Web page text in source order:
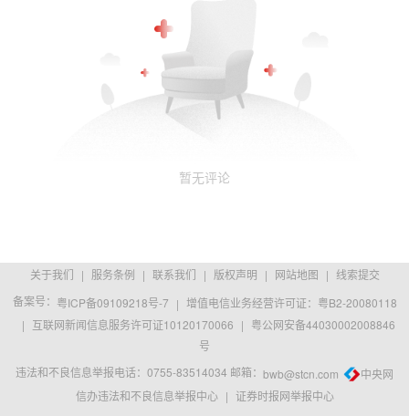
暂无评论
关于我们 | 服务条例 | 联系我们 | 版权声明 | 网站地图 | 线索提交
备案号： 粤ICP备09109218号-7 | 增值电信业务经营许可证：粤B2-20080118
| 互联网新闻信息服务许可证10120170066 | 粤公网安备44030002008846
号
违法和不良信息举报电话：0755-83514034 邮箱： bwb@stcn.com
中央网
信办违法和不良信息举报中心 | 证券时报网举报中心